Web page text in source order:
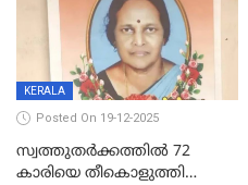
KERALA
Posted On 19-12-2025
സ്വത്തുതര്‍ക്കത്തില്‍ 72
കാരിയെ തീകൊളുത്തി